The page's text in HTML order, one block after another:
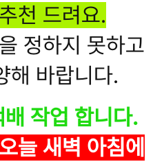
천 드려요.
정하지 못하고
해 바랍니다.
작업 합니다.
늘새벽 아침에